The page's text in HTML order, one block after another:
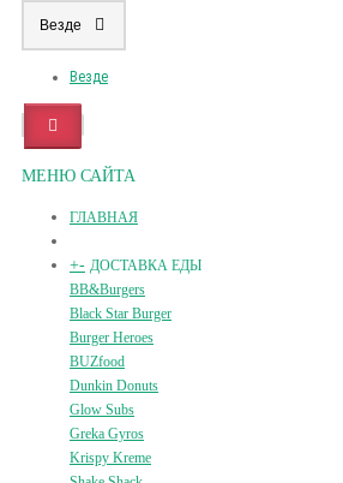
Везде
Везде
МЕНЮ САЙТА
ГЛАВНАЯ
+- ДОСТАВКА ЕДЫ
BB&Burgers
Black Star Burger
Burger Heroes
BUZfood
Dunkin Donuts
Glow Subs
Greka Gyros
Krispy Kreme